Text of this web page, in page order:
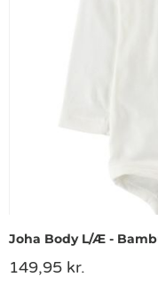
Joha Body L/Æ -
149,95 kr.